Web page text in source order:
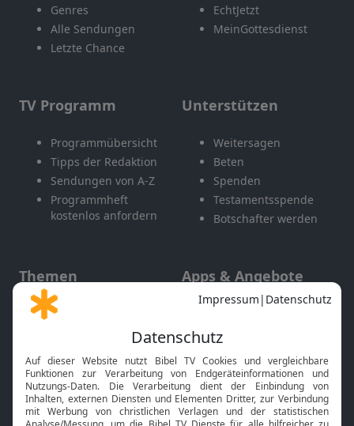
Genres
Alle Sendungen
Letzte Chance
EchtJetzt
MeinGottesdienst
TV Programm
Programmübersicht
Tipps der Redaktion
Sendungen von A-Z
Programmheft
kostenlos anfordern
Unterstützen
Weitersagen
Beten
Spenden
Testamentsspende
Botschafter werden
Themen
Gott und Bibel erklärt
Neuigkeiten
Apps & Angebote
Mobile App
Smart TV
HbbTV
Bibelthek Online-Bibel